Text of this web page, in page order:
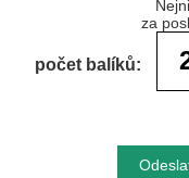
za
počet balíků: